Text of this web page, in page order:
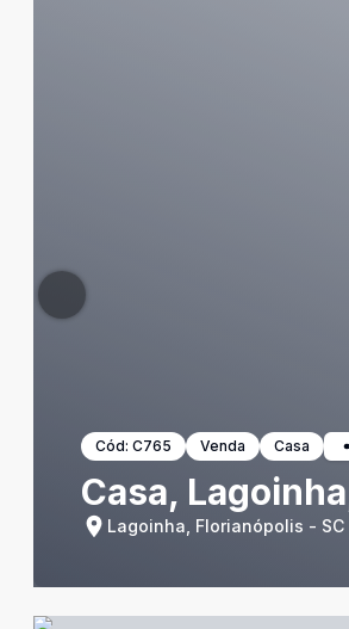
Cód: C765 Venda Casa
Casa,
Lagoinha, Florianópolis - SC